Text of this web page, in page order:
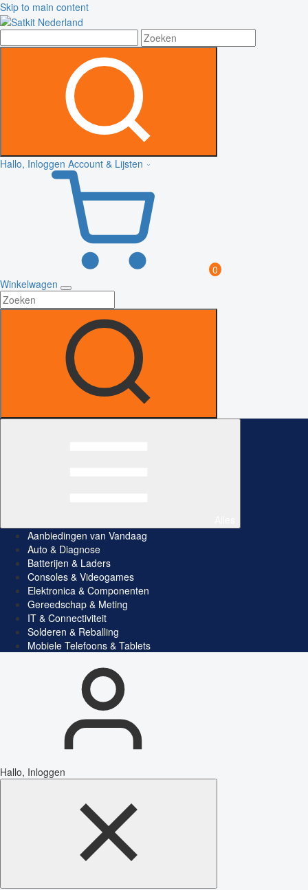
Skip to main content
Hallo, Inloggen Account & Lijsten
0
Winkelwagen
Aanbiedingen van Vandaag
Auto & Diagnose
Batterijen & Laders
Consoles & Videogames
Elektronica & Componenten
Gereedschap & Meting
IT & Connectiviteit
Solderen & Reballing
Mobiele Telefoons & Tablets
Hallo, Inloggen